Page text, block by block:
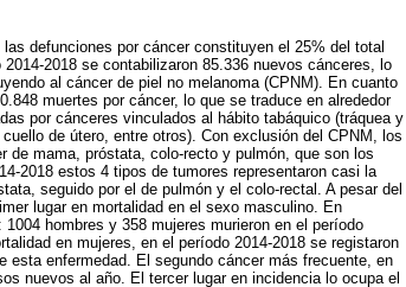
las defunciones por cáncer constituyen el 25% del total
2018 se contabilizaron 85.336 nuevos cánceres, lo
al cáncer de piel no melanoma (CPNM). En cuanto
muertes por cáncer, lo que se traduce en alrededor
por cánceres vinculados al hábito tabáquico (tráquea y
de útero, entre otros). Con exclusión del CPNM, los
mama, próstata, colo-recto y pulmón, que son los
2018 estos 4 tipos de tumores representaron casi la
seguido por el de pulmón y el colo-rectal. A pesar del
lugar en mortalidad en el sexo masculino. En
hombres y 358 mujeres murieron en el período
en mujeres, en el período 2014-2018 se registaron
esta enfermedad. El segundo cáncer más frecuente, en
nuevos al año. El tercer lugar en incidencia lo ocupa el